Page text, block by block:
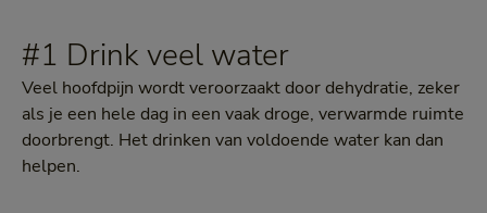
#1 Drink veel water
Veel hoofdpijn wordt veroorzaakt door dehydratie, zeker
als je een hele dag in een vaak droge, verwarmde ruimte
doorbrengt. Het drinken van voldoende water kan dan
helpen.